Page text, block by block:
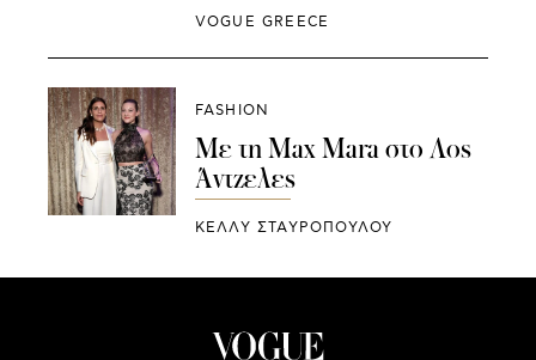
VOGUE GREECE
FASHION
Με τη Max Mara στο Λος
Άντζελες
ΚΕΛΛΥ ΣΤΑΥΡΟΠΟΥΛΟΥ